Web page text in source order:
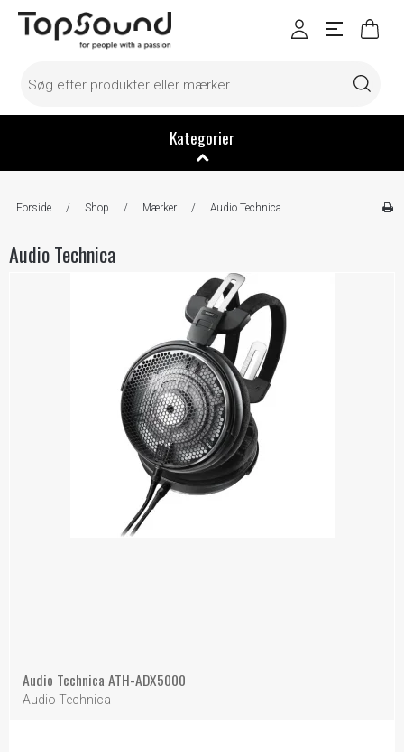
Kategorier
Forside / Shop / Mærker / Audio Technica
Audio Technica
Audio Technica ATH-ADX5000
Audio Technica